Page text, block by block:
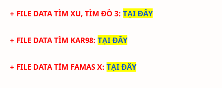
+ FILE DATA TÌM XU, TÌM ĐỒ 3: TẠI ĐÂY
+ FILE DATA TÌM KAR98: TẠI ĐÂY
+ FILE DATA TÌM FAMAS X: TẠI ĐÂY